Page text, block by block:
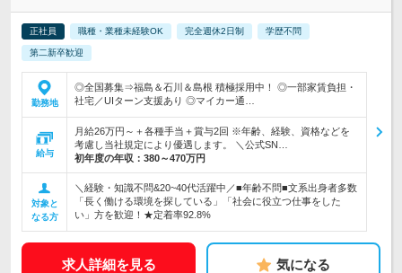
正社員 職種・業種未経験OK 完全週休2日制 学歴不問
第二新卒歓迎
勤務地
◎全国募集⇒福島＆石川＆島根 積極採用中！ ◎一部家賃負担・
社宅／UIターン支援あり ◎マイカー通…
給与
月給26万円～＋各種手当＋賞与2回 ※年齢、経験、資格などを
考慮し当社規定により優遇します。 ＼公式SN…
初年度の年収： 380～470万円
対象と
なる方
＼経験・知識不問&20~40代活躍中／■年齢不問■文系出身者多数
「長く働ける環境を探している」「社会に役立つ仕事をした
い」方を歓迎！★定着率92.8%
求人詳細を見る 気になる